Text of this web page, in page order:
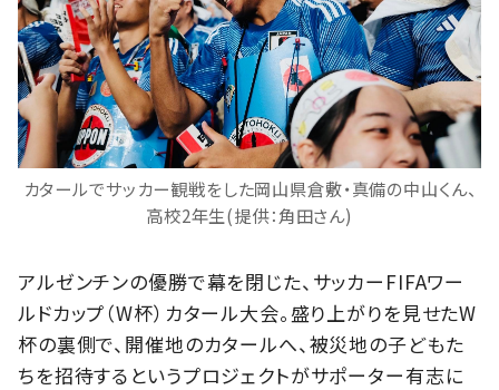
カタールでサッカー観戦をした岡山県倉敷・真備の中山くん、
高校2年生(提供：角田さん)
アルゼンチンの優勝で幕を閉じた、サッカーFIFAワー
ルドカップ（W杯）カタール大会。盛り上がりを見せたW
杯の裏側で、開催地のカタールへ、被災地の子どもた
ちを招待するというプロジェクトがサポーター有志に